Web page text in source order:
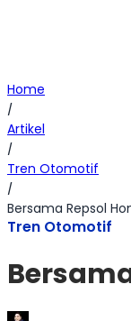
Home
/
Artikel
/
Tren Otomotif
/
Bersama Repsol
Tren Otomotif